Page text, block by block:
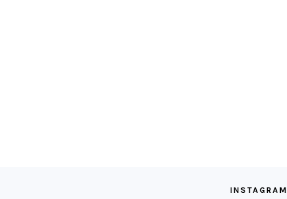
INSTAGRAM